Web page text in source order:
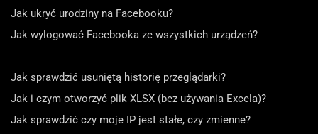
Jak ukryć urodziny na Facebooku?
Jak wylogować Facebooka ze wszystkich urządzeń?
Jak sprawdzić usuniętą historię przeglądarki?
Jak i czym otworzyć plik XLSX (bez używania Excela)?
Jak sprawdzić czy moje IP jest stałe, czy zmienne?